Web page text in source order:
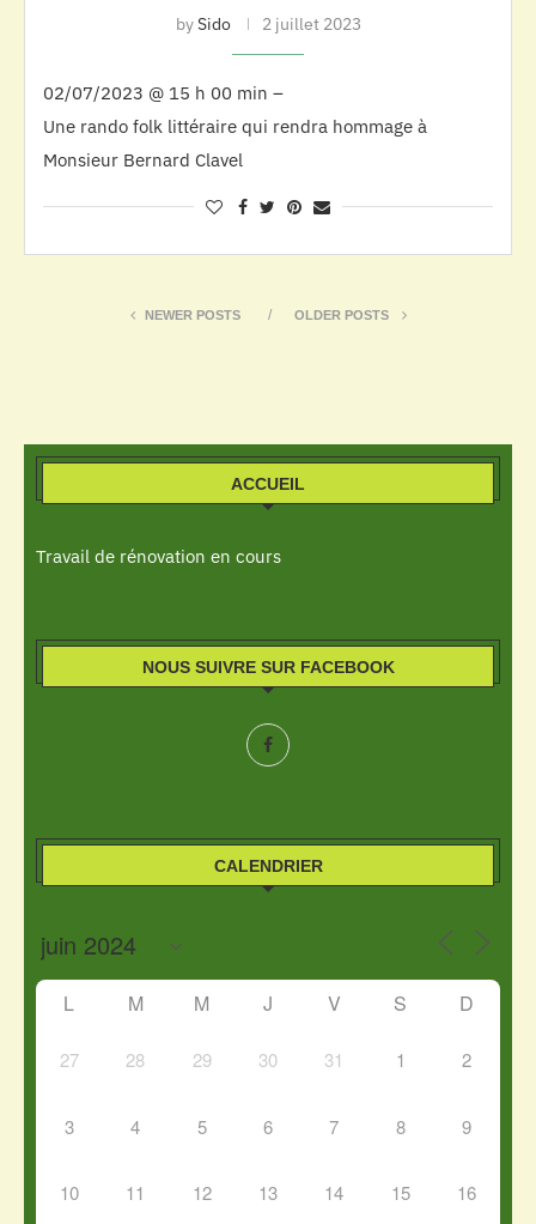
bySido 2 juillet 2023
02/07/2023 @ 15 h 00 min –
Une rando folk littéraire qui rendra hommage à
Monsieur Bernard Clavel
NEWER POSTS OLDER POSTS
ACCUEIL
Travail de rénovation en cours
NOUS SUIVRE SUR FACEBOOK
CALENDRIER
L M M J V S D
27 28 29 30 31 1 2
3 4 5 6 7 8 9
10 11 12 13 14 15 16